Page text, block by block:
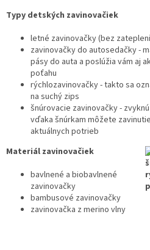
Typy detských zavinovačiek
letné zavinovačky (bez
zavinovačky do autosedačky -
pásy do auta a poslúžia vám aj
poťahu
rýchlozavinovačky - takto sa
na suchý zips
šnúrovacie zavinovačky -
vďaka šnúrkam môžete
aktuálnych potrieb
Materiál zavinovačiek
bavlnené a biobavlnené
zavinovačky
bambusové zavinovačky
zavinovačka z merino vlny